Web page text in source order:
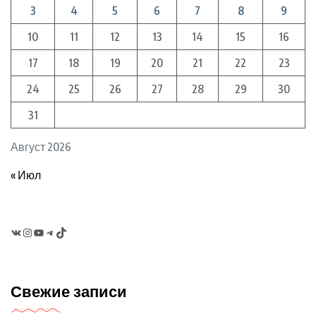
Август 2026
3
4 5 6 7 8
9
10
11 12 13 14 15
16
17
18 19 20 21 22
23
24
25 26 27 28 29
30
31
« Июл
Instagram
YouTubeTelegram
TikTok
Свежие записи